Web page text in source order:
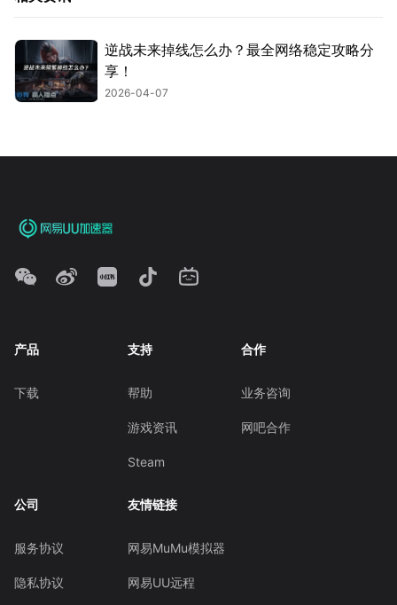
逆战未来掉线怎么办？最全网络稳定攻略分
享！
2026-04-07
产品
下载
支持
帮助
游戏资讯
Steam
合作
业务咨询
网吧合作
公司
服务协议
隐私协议
友情链接
网易MuMu模拟器
网易UU远程